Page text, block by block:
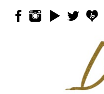
Skip to content